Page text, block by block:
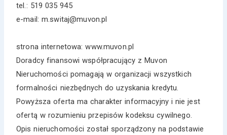
tel.: 519 035 945
e-mail: m.switaj@muvon.pl
strona internetowa: www.muvon.pl
Doradcy finansowi współpracujący z Muvon
Nieruchomości pomagają w organizacji wszystkich
formalności niezbędnych do uzyskania kredytu.
Powyższa oferta ma charakter informacyjny i nie jest
ofertą w rozumieniu przepisów kodeksu cywilnego.
Opis nieruchomości został sporządzony na podstawie